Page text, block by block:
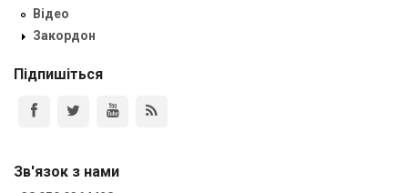
Відео
Закордон
Підпишіться
Зв'язок з нами